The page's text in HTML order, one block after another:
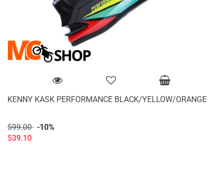
KENNY KASK PERFORMANCE BLACK/YELLOW/ORANGE
599.00 -10%
539.10